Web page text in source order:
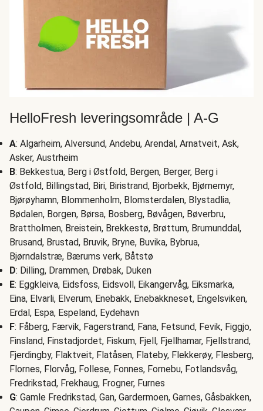
HelloFresh leveringsområde | A-G
A: Algarheim, Alversund, Andebu, Arendal, Arnatveit, Ask,
Asker, Austrheim
B: Bekkestua, Berg i Østfold, Bergen, Berger, Berg i
Østfold, Billingstad, Biri, Biristrand, Bjorbekk, Bjørnemyr,
Bjørøyhamn, Blommenholm, Blomsterdalen, Blystadlia,
Bødalen, Borgen, Børsa, Bosberg, Bøvågen, Bøverbru,
Brattholmen, Breistein, Brekkestø, Brøttum, Brumunddal,
Brusand, Brustad, Bruvik, Bryne, Buvika, Bybrua,
Bjørndalstræ, Bærums verk, Båtstø
D: Dilling, Drammen, Drøbak, Duken
E: Eggkleiva, Eidsfoss, Eidsvoll, Eikangervåg, Eiksmarka,
Eina, Elvarli, Elverum, Enebakk, Enebakkneset, Engelsviken,
Erdal, Espa, Espeland, Eydehavn
F: Fåberg, Færvik, Fagerstrand, Fana, Fetsund, Fevik, Figgjo,
Finsland, Finstadjordet, Fiskum, Fjell, Fjellhamar, Fjellstrand,
Fjerdingby, Flaktveit, Flatåsen, Flateby, Flekkerøy, Flesberg,
Flornes, Florvåg, Follese, Fonnes, Fornebu, Fotlandsvåg,
Fredrikstad, Frekhaug, Frogner, Furnes
G: Gamle Fredrikstad, Gan, Gardermoen, Garnes, Gåsbakken,